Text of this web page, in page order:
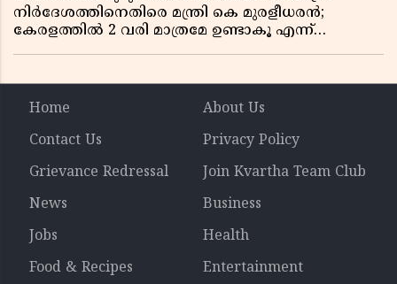
നിർദേശത്തിനെതിരെ മന്ത്രി കെ മുരളീധരൻ;
കേരളത്തിൽ 2 വരി മാത്രമേ ഉണ്ടാകൂ എന്ന്
Home
About Us
Contact Us
Privacy Policy
Grievance Redressal
Join Kvartha Team Club
News
Business
Jobs
Health
Food & Recipes
Entertainment